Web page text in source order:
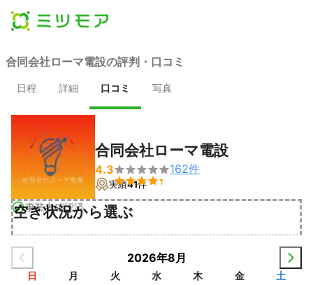
合同会社ローマ電設の評判・口コミ
日程 詳細 口コミ 写真
事業者確認済
合同会社ローマ電設
4.3

162件
実績41件
空き状況から選ぶ
2026年8月
日 月 火 水 木 金 土